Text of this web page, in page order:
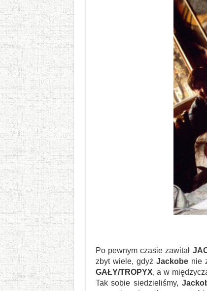
Po pewnym czasie zawitał
zbyt wiele, gdyż Jackobenie
GAŁY/TROPYX, a w
Tak sobie siedzieliśmy,